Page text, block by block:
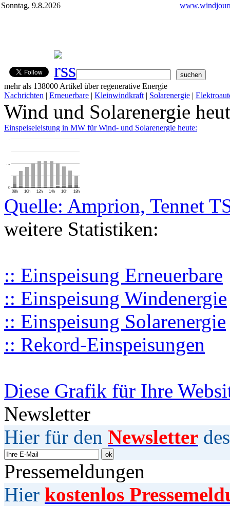
Sonntag, 9.8.2026
mehr als 138000 Artikel über regenerative Energie
Nachrichten | Erneuerbare | Kleinwindkraft | Solarenergie |
Wind und Solarenergie
Einspeiseleistung in MW für Wind- und Solarenergie heute:
08h 10h 12h 14h 16h 18h
0
…
…
Quelle: Amprion, Tennet
weitere Statistiken:
:: Einspeisung Erneuerbare
:: Einspeisung Windenergie
:: Einspeisung Solarenergie
:: Rekord-Einspeisungen
Diese Grafik für Ihre
Newsletter
Hier für den Newsletter
Pressemeldungen
Hier kostenlos